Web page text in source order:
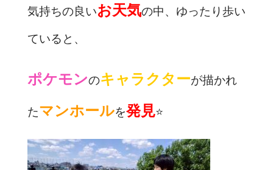
気持ちの良いお天気の中、ゆったり歩い
ていると、
ポケモンのキャラクターが描かれ
たマンホールを発見⭐️